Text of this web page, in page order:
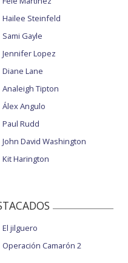
Hailee Steinfeld
Sami Gayle
Jennifer Lopez
Diane Lane
Analeigh Tipton
Álex Angulo
Paul Rudd
John David Washington
Kit Harington
El jilguero
Operación Camarón 2